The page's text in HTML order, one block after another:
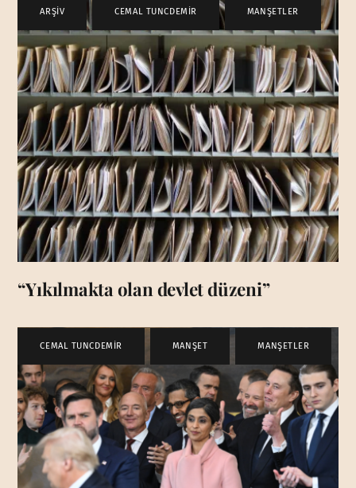
ARŞİV CEMAL TUNCDEMİR , MANŞETLER
“Yıkılmakta olan devlet düzeni”
CEMAL TUNCDEMİR MANŞET MANŞETLER